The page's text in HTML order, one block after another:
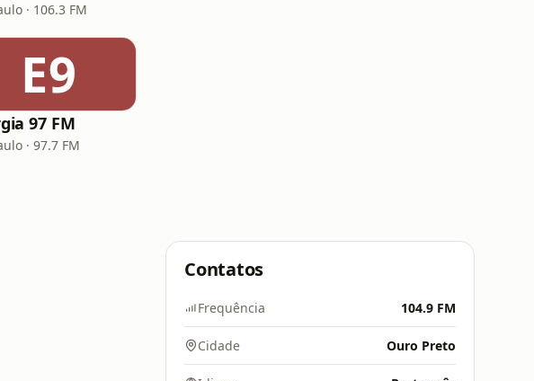
· 106.3 FM
E9
97 FM
· 97.7 FM
Contatos
Frequência 104.9 FM
Cidade Ouro Preto